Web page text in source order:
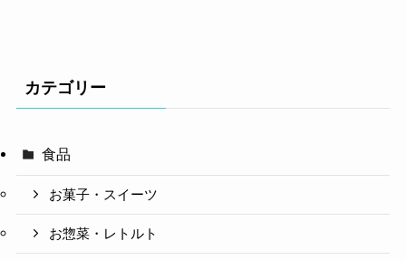
カテゴリー
食品
お菓子・スイーツ
お惣菜・レトルト